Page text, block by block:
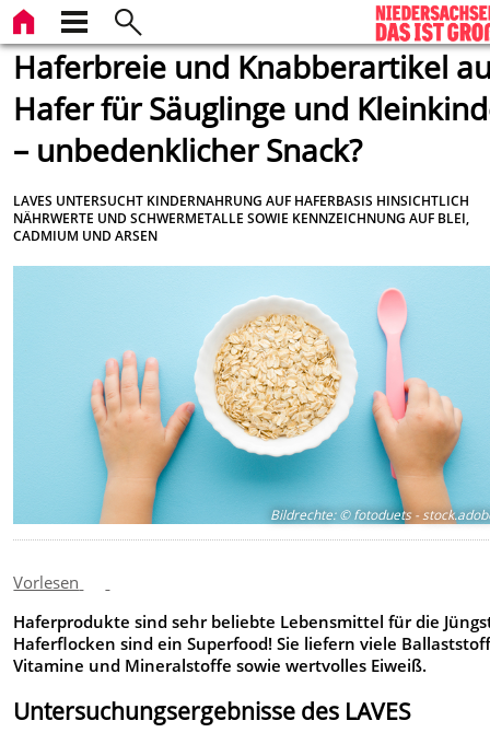
Haferbreie und Knabberartikel
Hafer für Säuglinge und
– unbedenklicher Snack?
LAVES UNTERSUCHT KINDERNAHRUNG AUF HAFERBASIS HINSICHTLICH
NÄHRWERTE UND SCHWERMETALLE SOWIE KENNZEICHNUNG AUF BLEI,
CADMIUM UND ARSEN
Bildrechte:© fotoduets -
Vorlesen
Haferprodukte sind sehr beliebte Lebensmittel für die
Haferflocken sind ein Superfood! Sie liefern viele
Vitamine und Mineralstoffe sowie wertvolles Eiweiß.
Untersuchungsergebnisse des LAVES